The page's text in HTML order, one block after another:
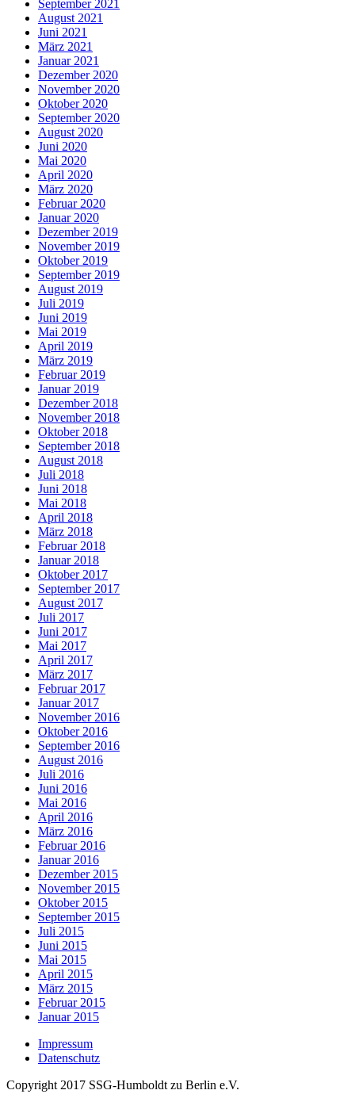
September 2021
August 2021
Juni 2021
März 2021
Januar 2021
Dezember 2020
November 2020
Oktober 2020
September 2020
August 2020
Juni 2020
Mai 2020
April 2020
März 2020
Februar 2020
Januar 2020
Dezember 2019
November 2019
Oktober 2019
September 2019
August 2019
Juli 2019
Juni 2019
Mai 2019
April 2019
März 2019
Februar 2019
Januar 2019
Dezember 2018
November 2018
Oktober 2018
September 2018
August 2018
Juli 2018
Juni 2018
Mai 2018
April 2018
März 2018
Februar 2018
Januar 2018
Oktober 2017
September 2017
August 2017
Juli 2017
Juni 2017
Mai 2017
April 2017
März 2017
Februar 2017
Januar 2017
November 2016
Oktober 2016
September 2016
August 2016
Juli 2016
Juni 2016
Mai 2016
April 2016
März 2016
Februar 2016
Januar 2016
Dezember 2015
November 2015
Oktober 2015
September 2015
Juli 2015
Juni 2015
Mai 2015
April 2015
März 2015
Februar 2015
Januar 2015
Impressum
Datenschutz
Copyright 2017 SSG-Humboldt zu Berlin e.V.